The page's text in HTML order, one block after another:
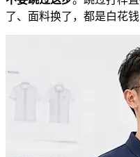
了、面料换了，都是白花